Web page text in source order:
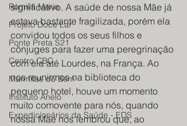
Romilia Maria
Projeto Doce Lar
Ponte Preta S21
Centro CBC
Marmitas do Bem
Instituto Anelo
Expedicionários da Saúde - EDS
significativo. A saúde de nossa Mãe já
estava bastante fragilizada, porém ela
convidou todos os seus filhos e
cônjuges para fazer uma peregrinação
com ela até Lourdes, na França. Ao
nos reunirmos na biblioteca do
pequeno hotel, houve um momento
muito comovente para nós, quando
nossa Mãe nos lembrou que, ao